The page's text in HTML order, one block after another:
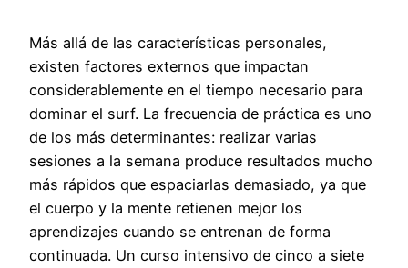
Más allá de las características personales,
existen factores externos que impactan
considerablemente en el tiempo necesario para
dominar el surf. La frecuencia de práctica es uno
de los más determinantes: realizar varias
sesiones a la semana produce resultados mucho
más rápidos que espaciarlas demasiado, ya que
el cuerpo y la mente retienen mejor los
aprendizajes cuando se entrenan de forma
continuada. Un curso intensivo de cinco a siete